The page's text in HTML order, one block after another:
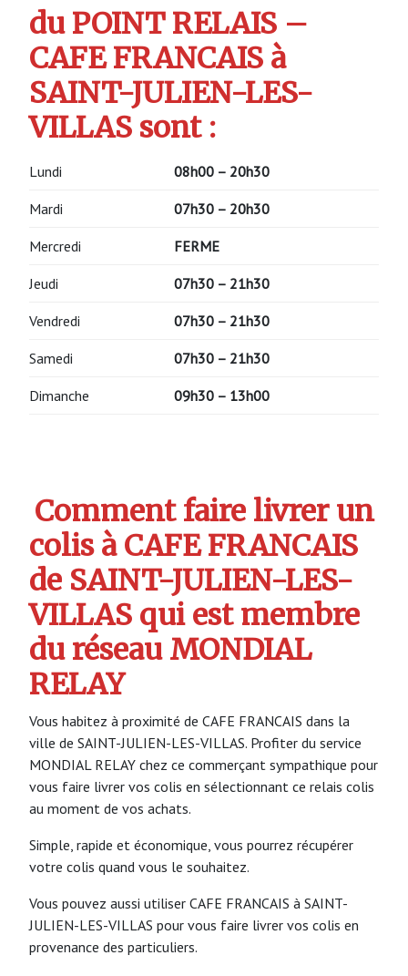
du POINT RELAIS –
CAFE FRANCAIS à
SAINT-JULIEN-LES-
VILLAS sont :
Lundi 08h00 – 20h30
Mardi 07h30 – 20h30
Mercredi FERME
Jeudi 07h30 – 21h30
Vendredi 07h30 – 21h30
Samedi 07h30 – 21h30
Dimanche 09h30 – 13h00
Comment faire livrer un
colis à CAFE FRANCAIS
de SAINT-JULIEN-LES-
VILLAS qui est membre
du réseau MONDIAL
RELAY
Vous habitez à proximité de CAFE FRANCAIS dans la
ville de SAINT-JULIEN-LES-VILLAS. Profiter du service
MONDIAL RELAY chez ce commerçant sympathique pour
vous faire livrer vos colis en sélectionnant ce relais colis
au moment de vos achats.
Simple, rapide et économique, vous pourrez récupérer
votre colis quand vous le souhaitez.
Vous pouvez aussi utiliser CAFE FRANCAIS à SAINT-
JULIEN-LES-VILLAS pour vous faire livrer vos colis en
provenance des particuliers.